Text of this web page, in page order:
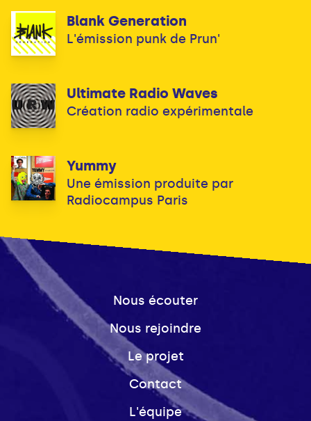
Blank Generation
L'émission punk de Prun'
Ultimate Radio Waves
Création radio expérimentale
Yummy
Une émission produite par
Radiocampus Paris
Nous écouter
Nous rejoindre
Le projet
Contact
L'équipe